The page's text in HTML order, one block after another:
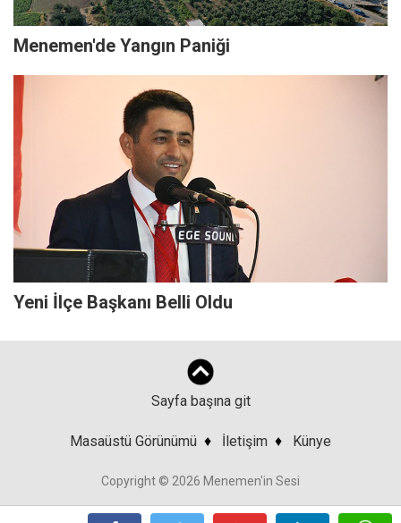
Menemen'de Yangın Paniği
Yeni İlçe Başkanı Belli Oldu
Sayfa başına git
Masaüstü Görünümü ♦ İletişim ♦ Künye
Copyright © 2026 Menemen'in Sesi